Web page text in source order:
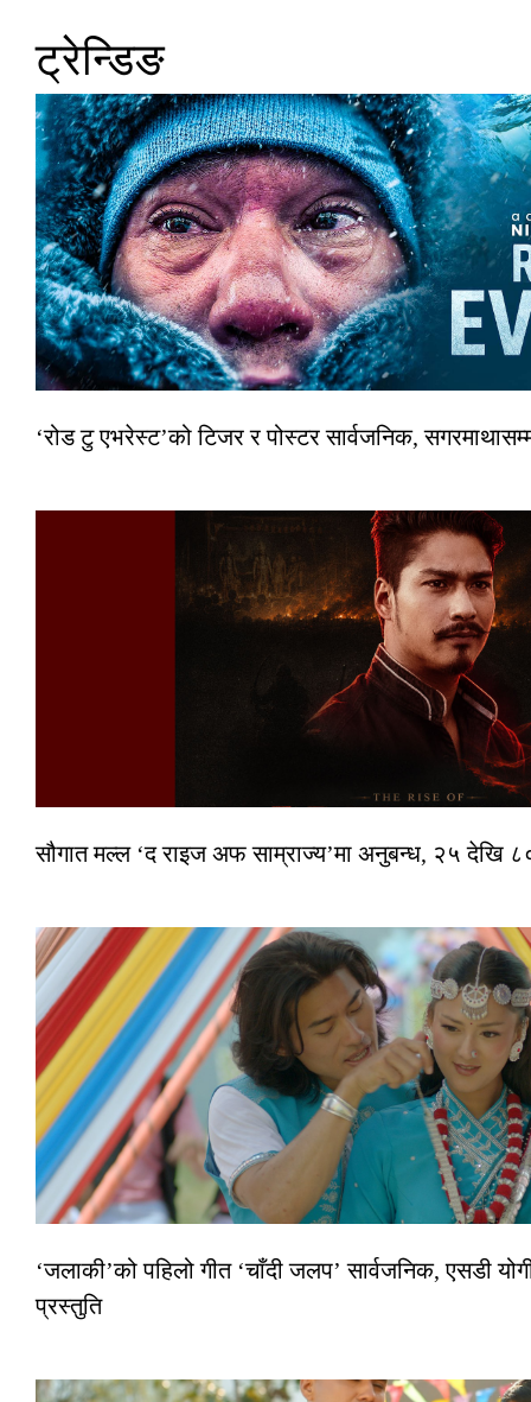
ट्रेन्डिङ
‘रोड टु एभरेस्ट’को टिजर र पोस्टर सार्वजनिक,
सौगात मल्ल ‘द राइज अफ साम्राज्य’मा अनुबन्ध, २५ देखि
‘जलाकी’को पहिलो गीत ‘चाँदी जलप’ सार्वजनिक, एसडी
प्रस्तुति